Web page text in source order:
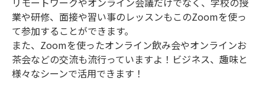
業や研修、面接や習い事のレッスンもこのZoomを使っ
て参加することができます。
また、Zoomを使ったオンライン飲み会やオンラインお
茶会などの交流も流行っていますよ！ビジネス、趣味と
様々なシーンで活用できます！